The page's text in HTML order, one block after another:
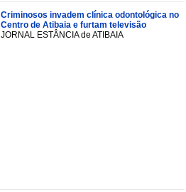
Criminosos invadem clínica odontológica no
Centro de Atibaia e furtam televisão
JORNAL ESTÂNCIA de ATIBAIA